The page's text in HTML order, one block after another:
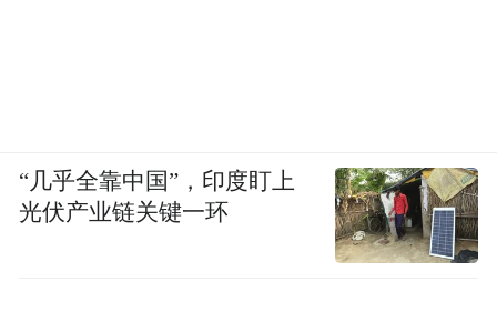
“几乎全靠中国”，印度盯上
光伏产业链关键一环